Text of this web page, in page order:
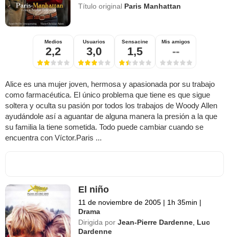
Título original Paris Manhattan
Medios
2,2
Usuarios
3,0
Sensacine
1,5
Mis amigos
--
Alice es una mujer joven, hermosa y apasionada por su trabajo
como farmacéutica. El único problema que tiene es que sigue
soltera y oculta su pasión por todos los trabajos de Woody Allen
ayudándole así a aguantar de alguna manera la presión a la que
su familia la tiene sometida. Todo puede cambiar cuando se
encuentra con Víctor.Paris ...
El niño
11 de noviembre de 2005 | 1h 35min |
Drama
Dirigida por Jean-Pierre Dardenne Luc
Dardenne